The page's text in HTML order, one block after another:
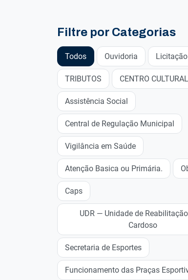
Filtre por Categorias
Todos Ouvidoria Licitação
TRIBUTOS CENTRO CULTURAL
Assistência Social
Central de Regulação Municipal
Vigilância em Saúde
Atenção Basica ou Primária.
Caps
UDR — Unidade de
Cardoso
Secretaria de Esportes
Funcionamento das Praças